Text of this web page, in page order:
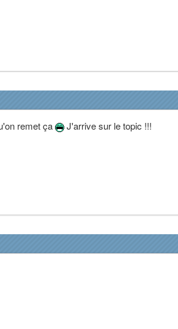
remet ça J'arrive sur le topic !!!